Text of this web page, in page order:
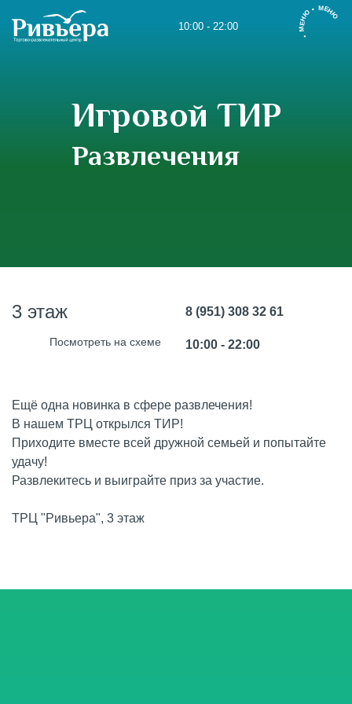
10:00 - 22:00 • МЕНЮ • МЕНЮ
Игровой ТИР
Развлечения
3 этаж
Посмотреть на схеме
8 (951) 308 32 61
10:00 - 22:00
Ещё одна новинка в сфере развлечения!
В нашем ТРЦ открылся ТИР!
Приходите вместе всей дружной семьей и попытайте
удачу!
Развлекитесь и выиграйте приз за участие.
ТРЦ "Ривьера", 3 этаж